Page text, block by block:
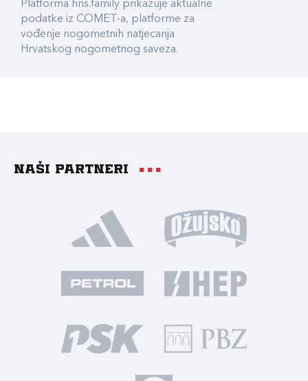
Platforma hns.family prikazuje aktualne
podatke iz COMET-a, platforme za
vođenje nogometnih natjecanja
Hrvatskog nogometnog saveza.
Naši partneri